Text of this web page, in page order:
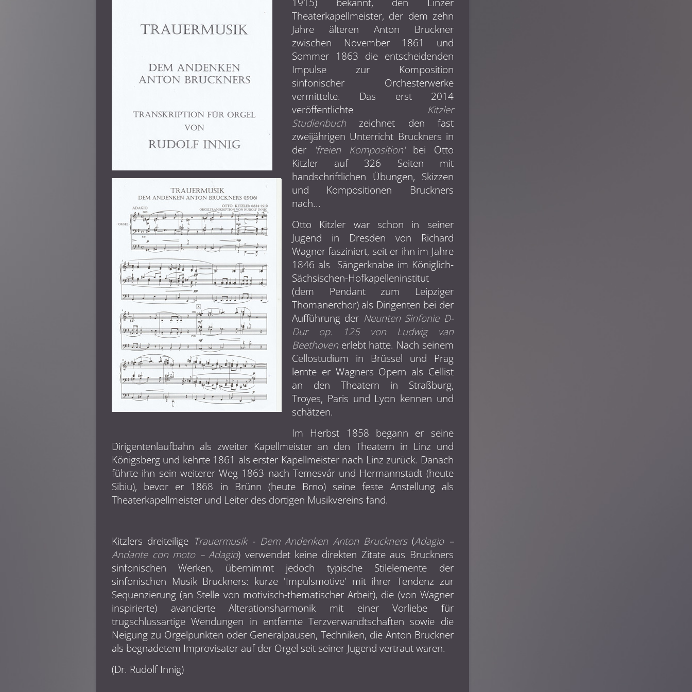
Theaterkapellmeister, der dem zehn
Jahre älteren Anton Bruckner
zwischen November 1861 und
Sommer 1863 die entscheidenden
Impulse zur Komposition
sinfonischer Orchesterwerke
vermittelte. Das erst 2014
veröffentlichte Kitzler
Studienbuchzeichnet den fast
zweijährigen Unterricht Bruckners in
der
'freien Komposition'bei Otto
Kitzler auf 326 Seiten mit
handschriftlichen Übungen, Skizzen
und Kompositionen Bruckners
nach...
Otto Kitzler war schon in seiner
Jugend in Dresden von Richard
Wagner fasziniert, seit er ihn im Jahre
1846 als Sängerknabe im Königlich-
Sächsischen-Hofkapelleninstitut
(dem Pendant zum Leipziger
Thomanerchor) als Dirigenten bei der
Aufführung der Neunten Sinfonie D-
Dur op. 125 von Ludwig van
Beethovenerlebt hatte. Nach seinem
Cellostudium in Brüssel und Prag
lernte er Wagners Opern als Cellist
an den Theatern in Straßburg,
Troyes, Paris und Lyon kennen und
schätzen.
Im Herbst 1858 begann er seine
Dirigentenlaufbahn als zweiter Kapellmeister an den Theatern in Linz und
Königsberg und kehrte 1861 als erster Kapellmeister nach Linz zurück. Danach
führte ihn sein weiterer Weg 1863 nach Temesvár und Hermannstadt (heute
Sibiu), bevor er 1868 in Brünn (heute Brno) seine feste Anstellung als
Theaterkapellmeister und Leiter des dortigen Musikvereins fand.
Kitzlers dreiteilige Trauermusik - Dem Andenken Anton Bruckners(Adagio –
Andante con moto – Adagio) verwendet keine direkten Zitate aus Bruckners
sinfonischen Werken, übernimmt jedoch typische Stilelemente der
sinfonischen Musik Bruckners: kurze 'Impulsmotive' mit ihrer Tendenz zur
Sequenzierung (an Stelle von motivisch-thematischer Arbeit), die (von Wagner
inspirierte) avancierte Alterationsharmonik mit einer Vorliebe für
trugschlussartige Wendungen in entfernte Terzverwandtschaften sowie die
Neigung zu Orgelpunkten oder Generalpausen, Techniken, die Anton Bruckner
als begnadetem Improvisator auf der Orgel seit seiner Jugend vertraut waren.
(Dr. Rudolf Innig)